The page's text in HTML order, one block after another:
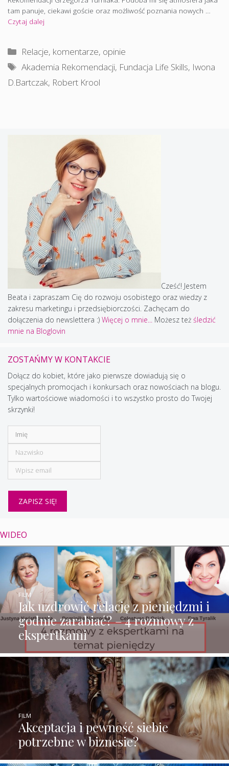
tam panuje, ciekawi goście oraz możliwość poznania nowych …
Czytaj dalej
Kategorie
Relacje, komentarze, opinie
Tagi
Akademia Rekomendacji, Fundacja Life Skills, Iwona
D.Bartczak, Robert Krool
Cześć! Jestem
Beata i zapraszam Cię do rozwoju osobistego oraz wiedzy z
zakresu marketingu i przedsiębiorczości. Zachęcam do
dołączenia do newslettera :) Więcej o mnie... Możesz też śledzić
mnie na Bloglovin
ZOSTAŃMY W KONTAKCIE
Dołącz do kobiet, które jako pierwsze dowiadują się o
specjalnych promocjach i konkursach oraz nowościach na blogu.
Tylko wartościowe wiadomości i to wszystko prosto do Twojej
skrzynki!
WIDEO
Jak uzdrowić relację z pieniędzmi i
godnie zarabiać? – 4 rozmowy z
ekspertkami
FILM
Akceptacja i pewność siebie
potrzebne w biznesie?
FILM